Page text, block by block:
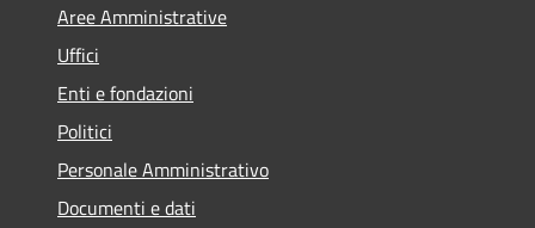
Aree Amministrative
Uffici
Enti e fondazioni
Politici
Personale Amministrativo
Documenti e dati